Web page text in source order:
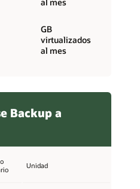
al mes
GB
virtualizados
al mes
Backup a
Unidad